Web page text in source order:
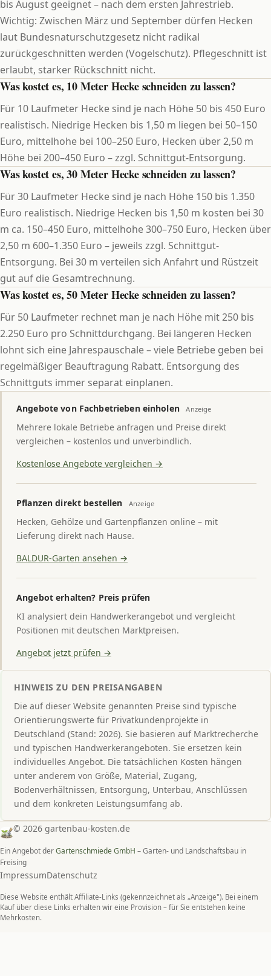
bis August geeignet – nach dem ersten Jahrestrieb.
Wichtig: Zwischen März und September dürfen Hecken
laut Bundesnaturschutzgesetz nicht radikal
zurückgeschnitten werden (Vogelschutz). Pflegeschnitt ist
erlaubt, starker Rückschnitt nicht.
Was kostet es, 10 Meter Hecke schneiden zu lassen?
Für 10 Laufmeter Hecke sind je nach Höhe 50 bis 450 Euro
realistisch. Niedrige Hecken bis 1,50 m liegen bei 50–150
Euro, mittelhohe bei 100–250 Euro, Hecken über 2,50 m
Höhe bei 200–450 Euro – zzgl. Schnittgut-Entsorgung.
Was kostet es, 30 Meter Hecke schneiden zu lassen?
Für 30 Laufmeter Hecke sind je nach Höhe 150 bis 1.350
Euro realistisch. Niedrige Hecken bis 1,50 m kosten bei 30
m ca. 150–450 Euro, mittelhohe 300–750 Euro, Hecken über
2,50 m 600–1.350 Euro – jeweils zzgl. Schnittgut-
Entsorgung. Bei 30 m verteilen sich Anfahrt und Rüstzeit
gut auf die Gesamtrechnung.
Was kostet es, 50 Meter Hecke schneiden zu lassen?
Für 50 Laufmeter rechnet man je nach Höhe mit 250 bis
2.250 Euro pro Schnittdurchgang. Bei längeren Hecken
lohnt sich eine Jahrespauschale – viele Betriebe geben bei
regelmäßiger Beauftragung Rabatt. Entsorgung des
Schnittguts immer separat einplanen.
Angebote von Fachbetrieben einholen Anzeige
Mehrere lokale Betriebe anfragen und Preise direkt
vergleichen – kostenlos und unverbindlich.
Kostenlose Angebote vergleichen →
Pflanzen direkt bestellen Anzeige
Hecken, Gehölze und Gartenpflanzen online – mit
Lieferung direkt nach Hause.
BALDUR-Garten ansehen →
Angebot erhalten? Preis prüfen
KI analysiert dein Handwerkerangebot und vergleicht
Positionen mit deutschen Marktpreisen.
Angebot jetzt prüfen →
HINWEIS ZU DEN PREISANGABEN
Die auf dieser Website genannten Preise sind typische
Orientierungswerte für Privatkundenprojekte in
Deutschland (Stand: 2026). Sie basieren auf Marktrecherche
und typischen Handwerkerangeboten. Sie ersetzen kein
individuelles Angebot. Die tatsächlichen Kosten hängen
unter anderem von Größe, Material, Zugang,
Bodenverhältnissen, Entsorgung, Unterbau, Anschlüssen
und dem konkreten Leistungsumfang ab.
© 2026 gartenbau-kosten.de
Ein Angebot derGartenschmiede GmbH – Garten- und Landschaftsbau in
Freising
ImpressumDatenschutz
Diese Website enthält Affiliate-Links (gekennzeichnet als „Anzeige"). Bei einem
Kauf über diese Links erhalten wir eine Provision – für Sie entstehen keine
Mehrkosten.